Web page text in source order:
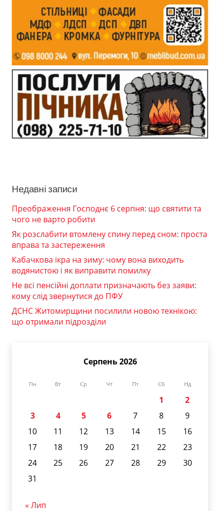
Недавні записи
Преображення Господнє 6 серпня: що святити та
чого не варто робити
Як розслабити втомлену спину перед сном: проста
вправа та застереження
Кабачкова ікра на зиму: чому вона виходить
водянистою і як виправити помилку
Не всі пенсійні доплати призначають без заяви:
кому слід звернутися до ПФУ
ДСНС Житомирщини посилили новою технікою:
що отримали підрозділи
Серпень 2026
Пн Вт Ср Чт Пт Сб Нд
1
2
3
4 5 6 7 8
9
10
11 12 13 14 15
16
17
18 19 20 21 22
23
24
25 26 27 28 29
30
31
« Лип